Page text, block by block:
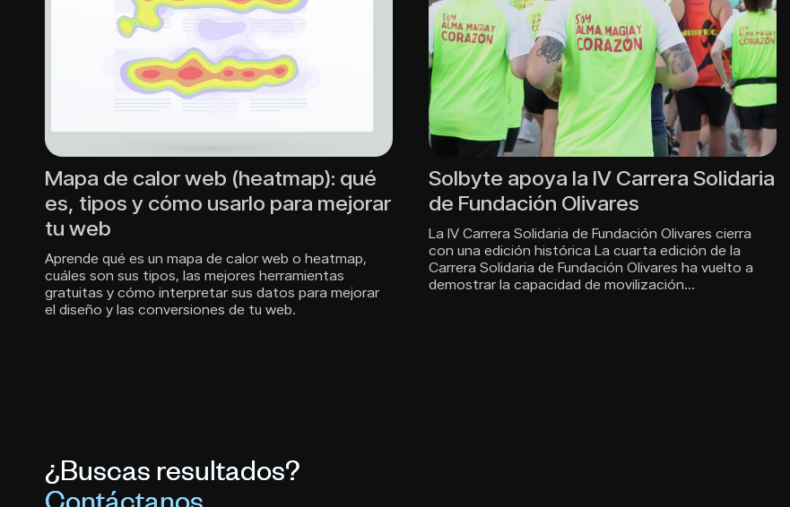
Mapa de calor web (heatmap): qué
es, tipos y cómo usarlo para mejorar
tu web
Aprende qué es un mapa de calor web o heatmap,
cuáles son sus tipos, las mejores herramientas
gratuitas y cómo interpretar sus datos para mejorar
el diseño y las conversiones de tu web.
Solbyte apoya la IV Carrera Solidaria
de Fundación Olivares
La IV Carrera Solidaria de Fundación Olivares cierra
con una edición histórica La cuarta edición de la
Carrera Solidaria de Fundación Olivares ha vuelto a
demostrar la capacidad de movilización…
¿Buscas resultados?